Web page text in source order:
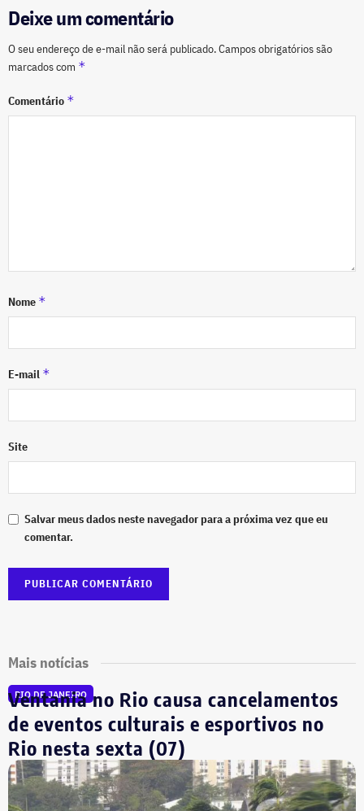
Deixe um comentário
O seu endereço de e-mail não será publicado.Campos obrigatórios são
marcados com *
Comentário *
Nome *
E-mail *
Site
Salvar meus dados neste navegador para a próxima vez que eu
comentar.
Mais notícias
RIO DE JANEIRO
Ventania no Rio causa cancelamentos
de eventos culturais e esportivos no
Rio nesta sexta (07)